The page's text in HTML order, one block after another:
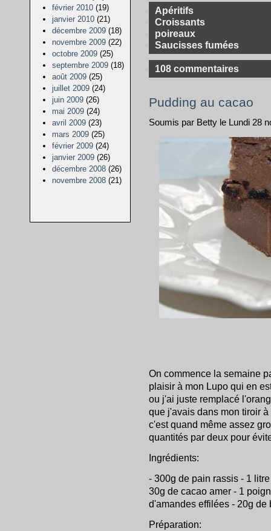
février 2010 (19)
janvier 2010 (21)
décembre 2009 (18)
novembre 2009 (22)
octobre 2009 (25)
septembre 2009 (18)
août 2009 (25)
juillet 2009 (24)
juin 2009 (26)
mai 2009 (24)
avril 2009 (23)
mars 2009 (25)
février 2009 (24)
janvier 2009 (26)
décembre 2008 (26)
novembre 2008 (21)
Apéritifs
Croissants
poireaux
Saucisses fumées
108 commentaires
Pudding au cacao
Soumis par Betty le Lundi 28
On commence la semaine
plaisir à mon Lupo qui en
ou j'ai juste remplacé
que j'avais dans mon tiroir
c'est quand même assez
quantités par deux pour
Ingrédients:
- 300g de pain rassis - 1
30g de cacao amer - 1
d'amandes effilées - 20g de
Préparation: